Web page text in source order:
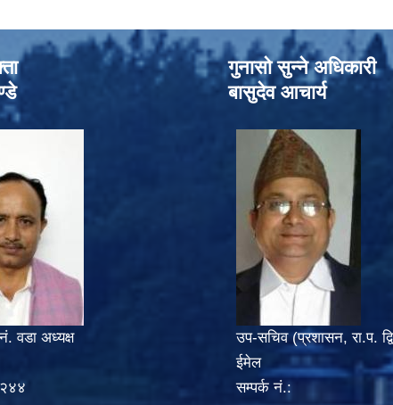
वडा अध्यक्ष
गुनासो सुन्‍ने अधिकारी
बासुदेव आचार्य
उप-सचिव (प्रशासन, रा.प.
ईमेल
सम्पर्क नं.: